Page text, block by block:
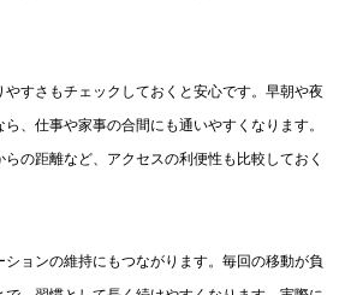
やすさもチェックしておくと安心です。早朝や夜
、仕事や家事の合間にも通いやすくなります。
の距離など、アクセスの利便性も比較しておく
ョンの維持にもつながります。毎回の移動が負